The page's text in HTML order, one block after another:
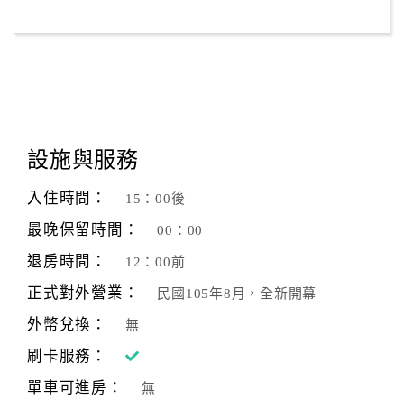
設施與服務
入住時間： 15：00後
最晚保留時間： 00：00
退房時間： 12：00前
正式對外營業： 民國105年8月，全新開幕
外幣兌換： 無
刷卡服務：
單車可進房：
無